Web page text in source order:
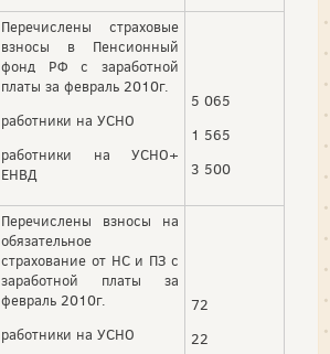
Перечислены страховые
взносы в Пенсионный
фонд РФ с заработной
платы за февраль 2010г.
работники на УСНО
работники на УСНО+
ЕНВД
5 065
1 565
3 500
Перечислены взносы на
обязательное
страхование от НС и ПЗ с
заработной платы за
февраль 2010г.
работники на УСНО
72
22